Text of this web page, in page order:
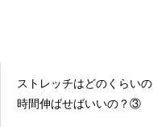
ストレッチはどのくらいの
時間伸ばせばいいの？③